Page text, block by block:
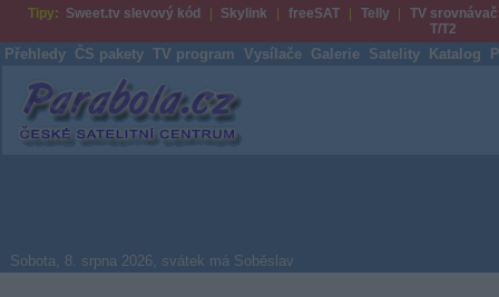
Tipy: Sweet.tv slevový kód Skylink freeSAT Telly
TV srovnávač
T/T2
Přehledy ČS pakety TV program Vysílače Galerie Satelity Katalog
Parabola.cz
Sobota, 8. srpna 2026, svátek má Soběslav